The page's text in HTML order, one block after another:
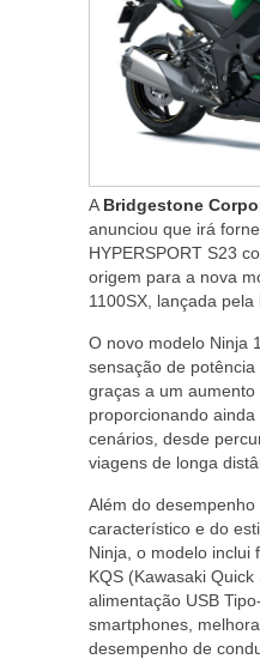
A Bridgestone
anunciou que irá
HYPERSPORT S23
origem para a nova
1100SX, lançada pela
O novo modelo Ninja
sensação de
graças a um aumento
proporcionando
cenários, desde
viagens de longa
Além do
característico e do
Ninja, o modelo inclui
KQS (Kawasaki
alimentação USB
smartphones,
desempenho de